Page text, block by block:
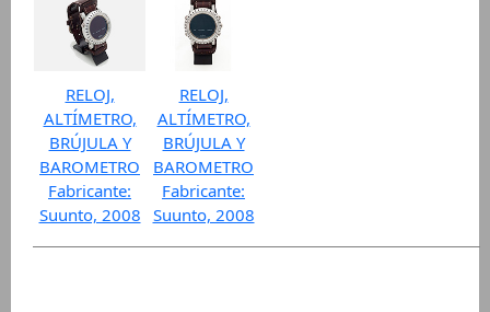
RELOJ,
ALTÍMETRO,
BRÚJULA Y
BAROMETRO
Fabricante:
Suunto, 2008
RELOJ,
ALTÍMETRO,
BRÚJULA Y
BAROMETRO
Fabricante:
Suunto, 2008